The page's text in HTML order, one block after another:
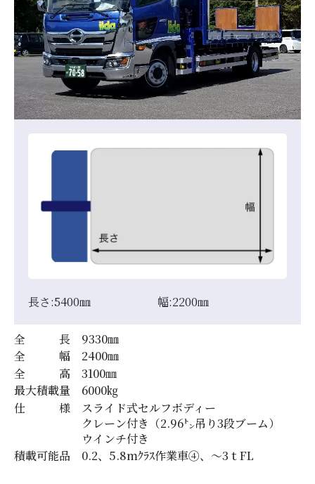
全 長 9330㎜
全 幅
2400㎜
全 高
3100㎜
最大積載量
6000㎏
仕 様
スライド式セルフボディー
クレーン付き（2.96㌧吊り3段ブーム）
ウインチ付き
積載可能品
0.2、5.8mｸﾗｽ作業車④、～3ｔFL
長さ:5400㎜ 幅:2200㎜